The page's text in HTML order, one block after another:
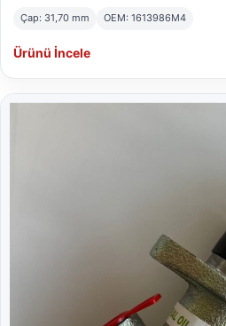
Çap: 31,70 mm OEM: 1613986M4
Ürünü İncele